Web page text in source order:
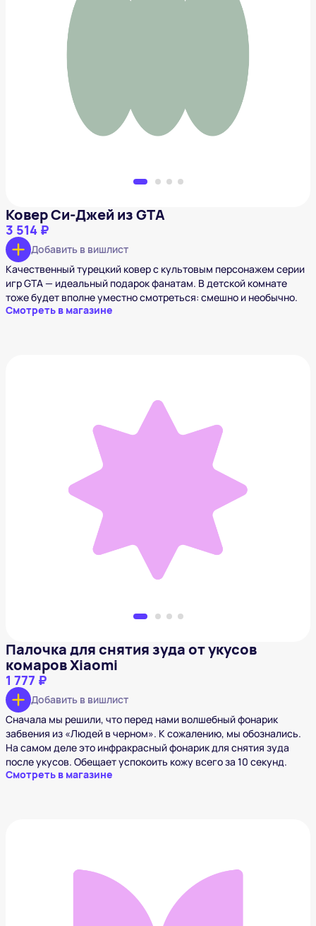
Ковер Си-Джей из GTA
3 514 ₽
Добавить в вишлист
Качественный турецкий ковер с культовым персонажем серии
игр GTA — идеальный подарок фанатам. В детской комнате
тоже будет вполне уместно смотреться: смешно и необычно.
Смотреть в магазине
Палочка для снятия зуда от укусов комаров Xiaomi
Палочка для снятия зуда от укусов
комаров Xiaomi
1 777 ₽
Добавить в вишлист
Сначала мы решили, что перед нами волшебный фонарик
забвения из «Людей в черном». К сожалению, мы обознались.
На самом деле это инфракрасный фонарик для снятия зуда
после укусов. Обещает успокоить кожу всего за 10 секунд.
Смотреть в магазине